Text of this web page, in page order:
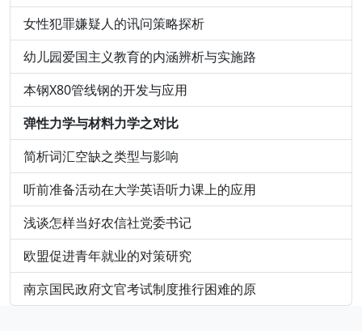
女性犯罪嫌疑人的讯问策略探析
幼儿园爱国主义教育的内涵辨析与实施路
本钢X80管线钢的开发与应用
弹性力学与材料力学之对比
简析词汇空缺之类型与影响
听前准备活动在大学英语听力课上的应用
浅谈怎样当好农信社党委书记
欧盟促进青年就业的对策研究
南京国民政府文官考试制度推行困难的原